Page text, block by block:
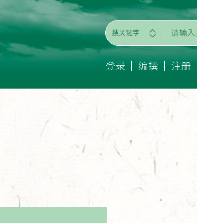
搜关键字
登录 编撰 注册